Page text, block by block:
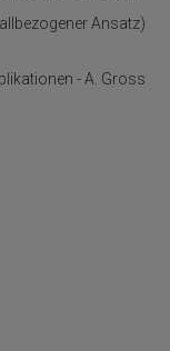
Ansatz)
- A. Gross